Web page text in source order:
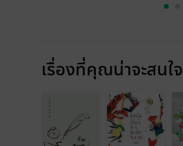
เรื่องที่คุณน่าจะสนใจ